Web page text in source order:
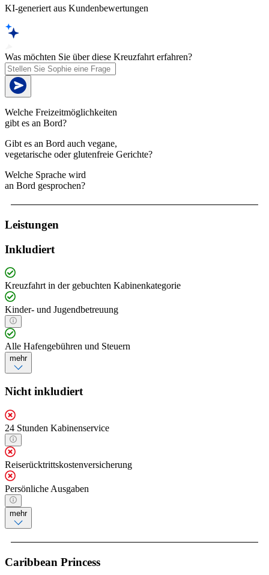
KI-generiert aus Kundenbewertungen
Was möchten Sie über diese Kreuzfahrt erfahren?
Welche Freizeitmöglichkeiten
gibt es an Bord?
Gibt es an Bord auch vegane,
vegetarische oder glutenfreie Gerichte?
Welche Sprache wird
an Bord gesprochen?
Leistungen
Inkludiert
Kreuzfahrt in der gebuchten Kabinenkategorie
Kinder- und Jugendbetreuung
Alle Hafengebühren und Steuern
mehr
Nicht inkludiert
24 Stunden Kabinenservice
Reiserücktrittskostenversicherung
Persönliche Ausgaben
mehr
Caribbean Princess